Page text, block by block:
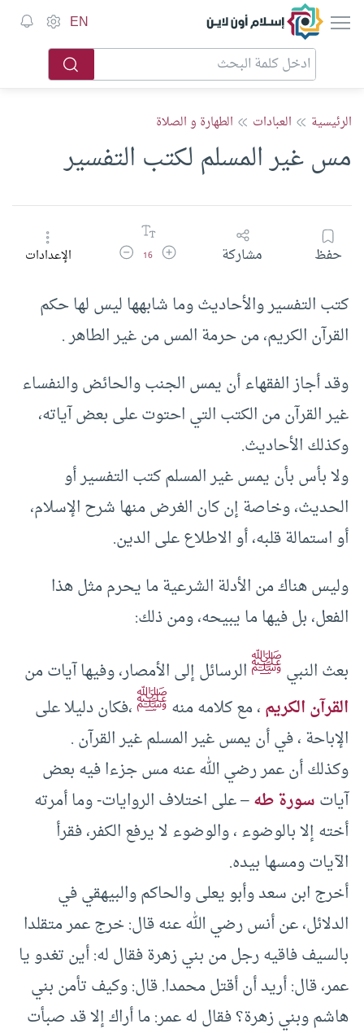
إسلام أون لاين EN
الرئيسية العبادات الطهارة و الصلاة
مس غير المسلم لكتب التفسير
حفظ مشاركة زيادة حجم الخط
16 تقليل حجم الخطالإعدادات
كتب التفسير والأحاديث وما شابهها ليس لها حكم
القرآن الكريم، من حرمة المس من غير الطاهر .
وقد أجاز الفقهاء أن يمس الجنب والحائض والنفساء
غير القرآن من الكتب التي احتوت على بعض آياته،
وكذلك الأحاديث.
ولا بأس بأن يمس غير المسلم كتب التفسير أو
الحديث، وخاصة إن كان الغرض منها شرح الإسلام،
أو استمالة قلبه، أو الاطلاع على الدين.
وليس هناك من الأدلة الشرعية ما يحرم مثل هذا
الفعل، بل فيها ما يبيحه، ومن ذلك:
بعث النبيﷺالرسائل إلى الأمصار، وفيها آيات من
القرآن الكريم، مع كلامه منهﷺ،فكان دليلا على
الإباحة ، في أن يمس غير المسلم غير القرآن .
وكذلك أن عمر رضي الله عنه مس جزءا فيه بعض
آياتسورة طه– على اختلاف الروايات- وما أمرته
أخته إلا بالوضوء ، والوضوء لا يرفع الكفر، فقرأ
الآيات ومسها بيده.
أخرج ابن سعد وأبو يعلى والحاكم والبيهقي في
الدلائل، عن أنس رضي الله عنه قال: خرج عمر متقلدا
بالسيف فاقيه رجل من بني زهرة فقال له: أين تغدو يا
عمر، قال: أريد أن أقتل محمدا. قال: وكيف تأمن بني
هاشم وبني زهرة؟ فقال له عمر: ما أراك إلا قد صبأت